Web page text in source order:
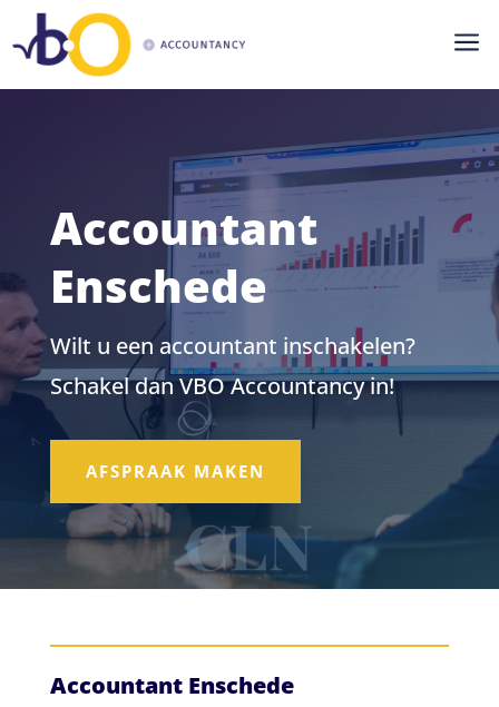
a
Accountant
Enschede
Wilt u een accountant inschakelen?
Schakel dan VBO Accountancy in!
AFSPRAAK MAKEN
Accountant Enschede